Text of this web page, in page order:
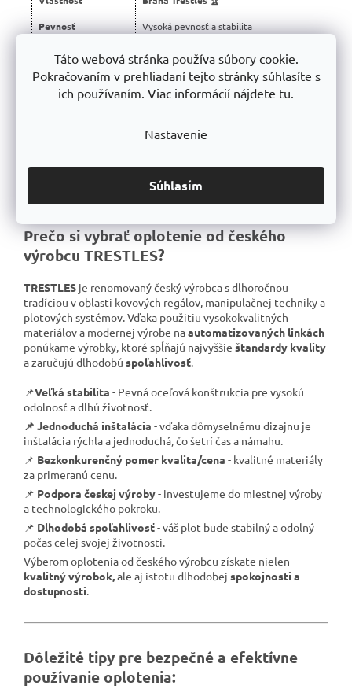
Táto webová stránka používa súbory cookie.
Pokračovaním v prehliadaní tejto stránky súhlasíte s
ich používaním. Viac informácií nájdete tu.
Nastavenie
Súhlasím
Pevnosť Vysoká pevnosť a stabilita
Montáž Jednoduchá montáž
Konštrukcia Robustná nerezová konštrukcia
Povrchová úprava Protikorózny zinok + RAL farba
Vyrobené v SR
C
h
t
T
p
o
v
e
a
l
Prečo si vybrať oplotenie od českého
výrobcu TRESTLES?
TRESTLES je renomovaný český výrobca s dlhoročnou
tradíciou v oblasti kovových regálov, manipulačnej techniky a
plotových systémov. Vďaka použitiu vysokokvalitných
materiálov a modernej výrobe naautomatizovaných linkách
ponúkame výrobky, ktoré spĺňajú najvyššie štandardy kvality
a zaručujú dlhodobú spoľahlivosť
📌Veľká stabilita - Pevná oceľová konštrukcia pre vysokú
odolnosť a dlhú životnosť.
📌 Jednoduchá inštalácia - vďaka dômyselnému dizajnu je
inštalácia rýchla a jednoduchá, čo šetrí čas a námahu.
📌 Bezkonkurenčný pomer kvalita/cena - kvalitné materiály
za primeranú cenu.
📌 Podpora českej výroby- investujeme do miestnej výroby
a technologického pokroku.
📌 Dlhodobá spoľahlivosť- váš plot bude stabilný a odolný
počas celej svojej životnosti.
Výberom oplotenia od českého výrobcu získate nielen
kvalitný výrobok, ale aj istotu dlhodobej spokojnosti a
dostupnosti
Dôležité tipy pre bezpečné a efektívne
používanie oplotenia: